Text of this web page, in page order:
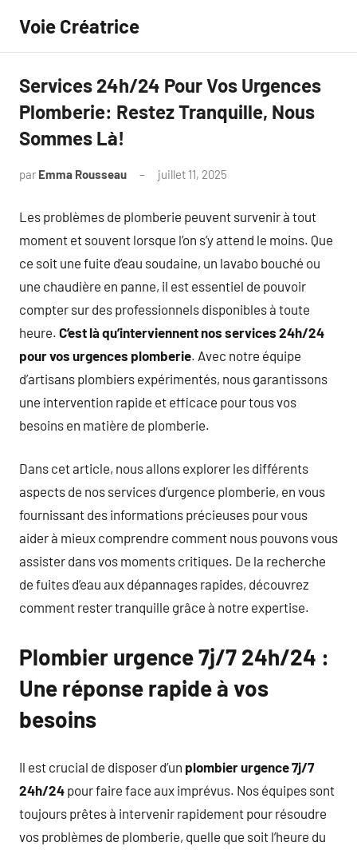
contenu
Voie Créatrice
Services 24h/24 Pour Vos Urgences
Plomberie: Restez Tranquille, Nous
Sommes Là!
par Emma Rousseau juillet 11, 2025
Les problèmes de plomberie peuvent survenir à tout
moment et souvent lorsque l’on s’y attend le moins. Que
ce soit une fuite d’eau soudaine, un lavabo bouché ou
une chaudière en panne, il est essentiel de pouvoir
compter sur des professionnels disponibles à toute
heure. C’est là qu’interviennent nos services 24h/24
pour vos urgences plomberie. Avec notre équipe
d’artisans plombiers expérimentés, nous garantissons
une intervention rapide et efficace pour tous vos
besoins en matière de plomberie.
Dans cet article, nous allons explorer les différents
aspects de nos services d’urgence plomberie, en vous
fournissant des informations précieuses pour vous
aider à mieux comprendre comment nous pouvons vous
assister dans vos moments critiques. De la recherche
de fuites d’eau aux dépannages rapides, découvrez
comment rester tranquille grâce à notre expertise.
Plombier urgence 7j/7 24h/24 :
Une réponse rapide à vos
besoins
Il est crucial de disposer d’un plombier urgence 7j/7
24h/24 pour faire face aux imprévus. Nos équipes sont
toujours prêtes à intervenir rapidement pour résoudre
vos problèmes de plomberie, quelle que soit l’heure du